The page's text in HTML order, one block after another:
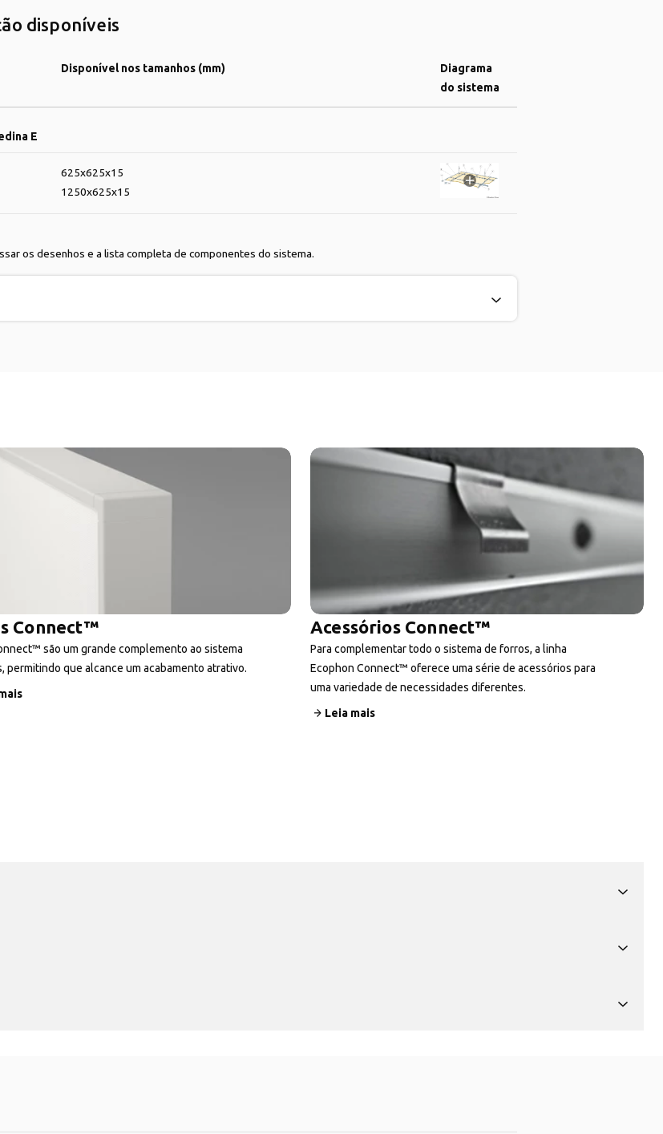
disponíveis
Disponível nos tamanhos (mm)
Diagrama
do sistema
E
625x625x15
1250x625x15
os desenhos e a lista completa de componentes do sistema.
Connect™
são um grande complemento ao sistema
permitindo que alcance um acabamento atrativo.
Acessórios Connect™
Para complementar todo o sistema de forros, a linha
Ecophon Connect™ oferece uma série de acessórios para
uma variedade de necessidades diferentes.
Leia mais